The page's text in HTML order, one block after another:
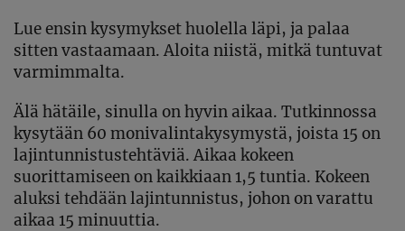
Lue ensin kysymykset huolella läpi, ja palaa
sitten vastaamaan. Aloita niistä, mitkä tuntuvat
varmimmalta.
Älä hätäile, sinulla on hyvin aikaa. Tutkinnossa
kysytään 60 monivalintakysymystä, joista 15 on
lajintunnistustehtäviä. Aikaa kokeen
suorittamiseen on kaikkiaan 1,5 tuntia. Kokeen
aluksi tehdään lajintunnistus, johon on varattu
aikaa 15 minuuttia.